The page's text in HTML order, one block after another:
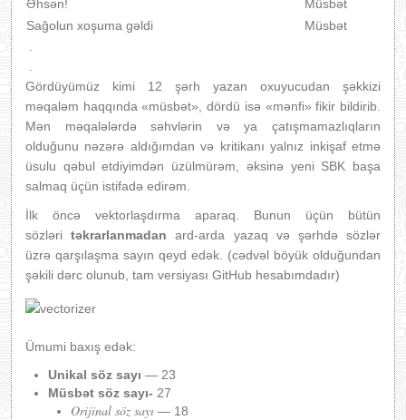
Əhsən!
Müsbət
Sağolun xoşuma gəldi
Müsbət
Gördüyümüz kimi 12 şərh yazan oxuyucudan şəkkizi
məqaləm haqqında «müsbət», dördü isə «mənfi» fikir bildirib.
Mən məqalələrdə səhvlərin və ya çatışmamazlıqların
olduğunu nəzərə aldığımdan və kritikanı yalnız inkişaf etmə
üsulu qəbul etdiyimdən üzülmürəm, əksinə yeni SBK başa
salmaq üçün istifadə edirəm.
İlk öncə vektorlaşdırma aparaq. Bunun üçün bütün
sözləritəkrarlanmadan ard-arda yazaq və şərhdə sözlər
üzrə qarşılaşma sayın qeyd edək. (cədvəl böyük olduğundan
şəkili dərc olunub, tam versiyası GitHub hesabımdadır)
Ümumi baxış edək:
Unikal söz sayı — 23
Müsbət söz sayı- 27
Orijinal söz sayı — 18